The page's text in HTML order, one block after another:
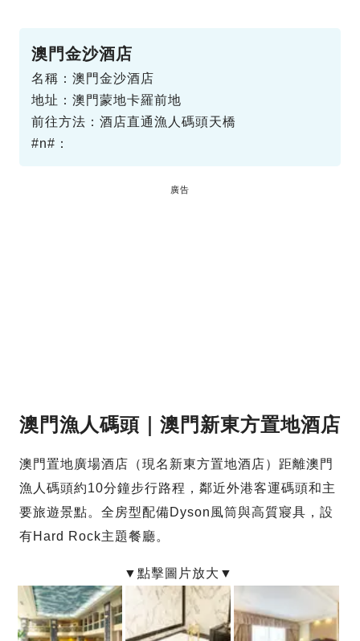
澳門金沙酒店
名稱：澳門金沙酒店
地址：澳門蒙地卡羅前地
前往方法：酒店直通漁人碼頭天橋
#n#：
廣告
澳門漁人碼頭｜澳門新東方置地酒店
澳門置地廣場酒店（現名新東方置地酒店）距離澳門
漁人碼頭約10分鐘步行路程，鄰近外港客運碼頭和主
要旅遊景點。全房型配備Dyson風筒與高質寢具，設
有Hard Rock主題餐廳。